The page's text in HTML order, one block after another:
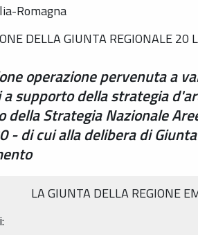
Romagna
DELLA GIUNTA REGIONALE 20
operazione pervenuta a
a supporto della strategia
della Strategia Nazionale
- di cui alla delibera di
LA GIUNTA DELLA REGIONE